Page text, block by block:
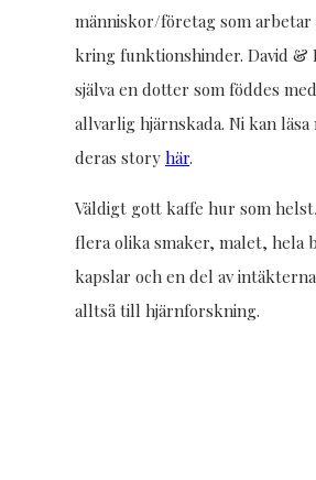
människor/företag som arbetar
kring funktionshinder. David &
själva en dotter som föddes
allvarlig hjärnskada. Ni kan läsa
deras story här.
Väldigt gott kaffe hur som
flera olika smaker, malet, hela
kapslar och en del av
alltså till hjärnforskning.